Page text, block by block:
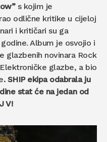
s kojim je
odlične kritike u cijeloj
i kritičari su ga
Album je osvojio i
glazbenih novinara Rock
glazbe, a bio
. SHIP ekipa odabrala ju
stat će na jedan od
V!